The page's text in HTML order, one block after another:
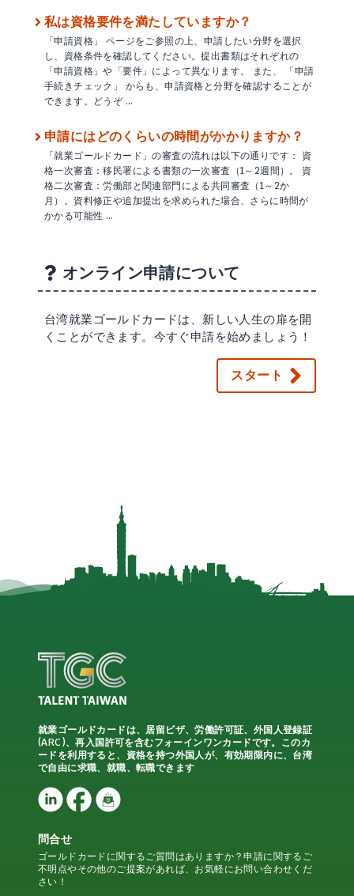
私は資格要件を満たしていますか？
「申請資格」 ページをご参照の上、申請したい分野を選択
し、資格条件を確認してください。提出書類はそれぞれの
「申請資格」や「要件」によって異なります。 また、 「申請
手続きチェック」 からも、申請資格と分野を確認することが
できます。どうぞ …
申請にはどのくらいの時間がかかりますか？
「就業ゴールドカード」の審査の流れは以下の通りです： 資
格一次審査：移民署による書類の一次審査（1～2週間）。 資
格二次審査：労働部と関連部門による共同審査（1～2か
月）。資料修正や追加提出を求められた場合、さらに時間が
かかる可能性 …
オンライン申請について
台湾就業ゴールドカードは、新しい人生の扉を開
くことができます。今すぐ申請を始めましょう！
スタート
就業ゴールドカードは、居留ビザ、労働許可証、外国人登録証
(ARC)、再入国許可を含むフォーインワンカードです。このカ
ードを利用すると、資格を持つ外国人が、有効期限内に、台湾
で自由に求職、就職、転職できます
問合せ
ゴールドカードに関するご質問はありますか？申請に関するご
不明点やその他のご提案があれば、お気軽にお問い合わせくだ
さい！